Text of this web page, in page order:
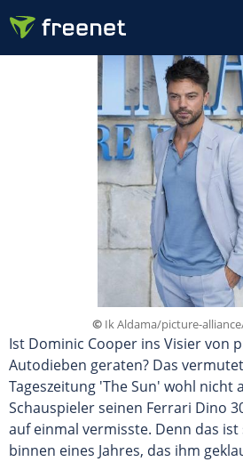
© Ik Aldama/picture-
Ist Dominic Cooper ins Visier von
Autodieben geraten? Das
Tageszeitung 'The Sun' wohl nicht
Schauspieler seinen Ferrari Dino
auf einmal vermisste. Denn das
binnen eines Jahres, das ihm